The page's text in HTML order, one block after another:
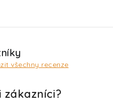
všechny recenze